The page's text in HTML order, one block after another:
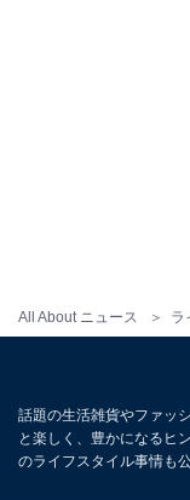
All About ニュース ラ
話題の生活雑貨やファッ
と楽しく、豊かになるヒ
のライフスタイル事情も